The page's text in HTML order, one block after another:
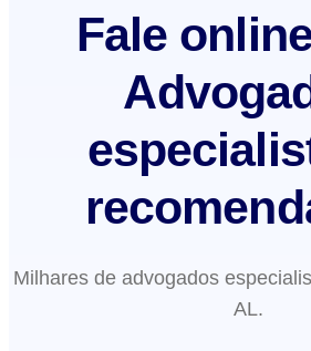
Fale
Milhares de advogados
AL.